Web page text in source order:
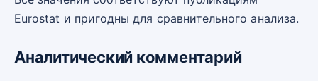
Eurostat и пригодны для сравнительного анализа.
Аналитический комментарий